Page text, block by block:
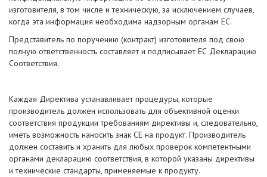
изготовителя, в том числе и техническую, за исключением случаев,
когда эта информация необходима надзорным органам ЕС.
Представитель по поручению (контракт) изготовителя под свою
полную ответственность составляет и подписывает ЕС Декларацию
Соответствия.
Каждая Директива устанавливает процедуры, которые
производитель должен использовать для объективной оценки
соответствия продукции требованиям директивы и, следовательно,
иметь возможность наносить знак CE на продукт. Производитель
должен составить и хранить для любых проверок компетентными
органами декларацию соответствия, в которой указаны директивы
и технические стандарты, применяемые к продукту.